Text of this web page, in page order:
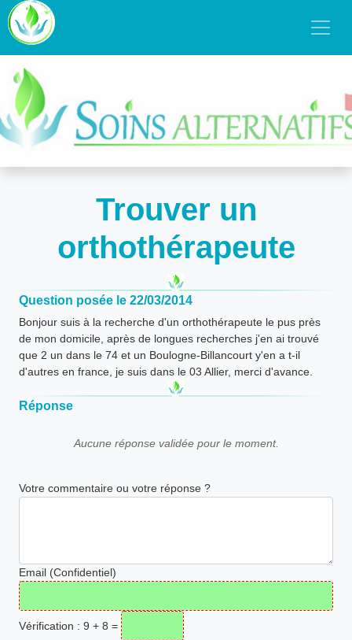
Trouver un
orthothérapeute
Question posée le 22/03/2014
Bonjour suis à la recherche d'un orthothérapeute le pus près
de mon domicile, après de longues recherches j'en ai trouvé
que 2 un dans le 74 et un Boulogne-Billancourt y'en a t-il
d'autres en france, je suis dans le 03 Allier, merci d'avance.
Réponse
Aucune réponse validée pour le moment.
Votre commentaire ou votre réponse ?
Email (Confidentiel)
Vérification : 9 + 8 =